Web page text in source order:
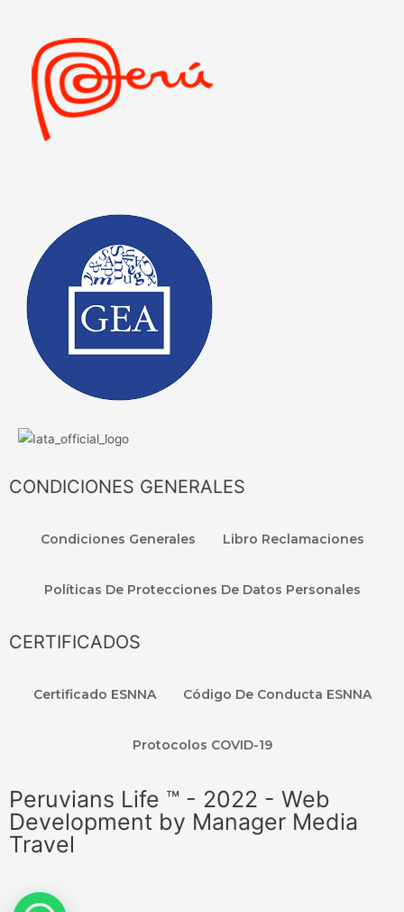
CONDICIONES GENERALES
Condiciones Generales Libro Reclamaciones
Políticas De Protecciones De Datos Personales
CERTIFICADOS
Certificado ESNNA Código De Conducta ESNNA
Protocolos COVID-19
Peruvians Life ™ - 2022 - Web
Development by Manager Media
Travel